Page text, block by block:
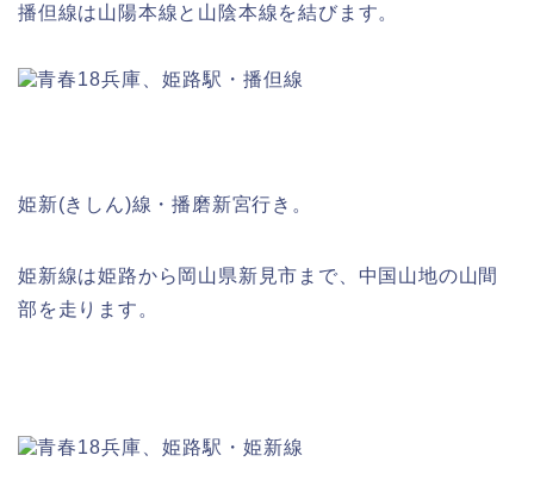
播但線は山陽本線と山陰本線を結びます。
姫新(きしん)線・播磨新宮行き。
姫新線は姫路から岡山県新見市まで、中国山地の山間
部を走ります。